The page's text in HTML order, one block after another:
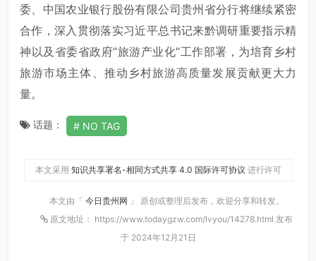
委、中国农业银行股份有限公司贵州省分行将继续紧密
合作，深入贯彻落实习近平总书记来黔调研重要指示精
神以及省委省政府“旅游产业化”工作部署，为培育乡村
旅游市场主体、推动乡村旅游高质量发展贡献更大力
量。
话题： NO TAG
本文采用 知识共享署名-相同方式共享 4.0 国际许可协议 进行许可
本文由「 今日贵州网 」 原创或整理后发布，欢迎分享和转发。
原文地址： https://www.todaygzw.com/lvyou/14278.html 发布
于 2024年12月21日